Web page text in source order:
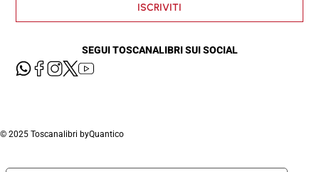
ISCRIVITI
SEGUI TOSCANALIBRI SUI SOCIAL
© 2025 Toscanalibri byQuantico